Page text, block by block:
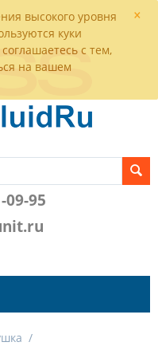
×
высокого уровня
куки
с тем,
на вашем
09-95
/